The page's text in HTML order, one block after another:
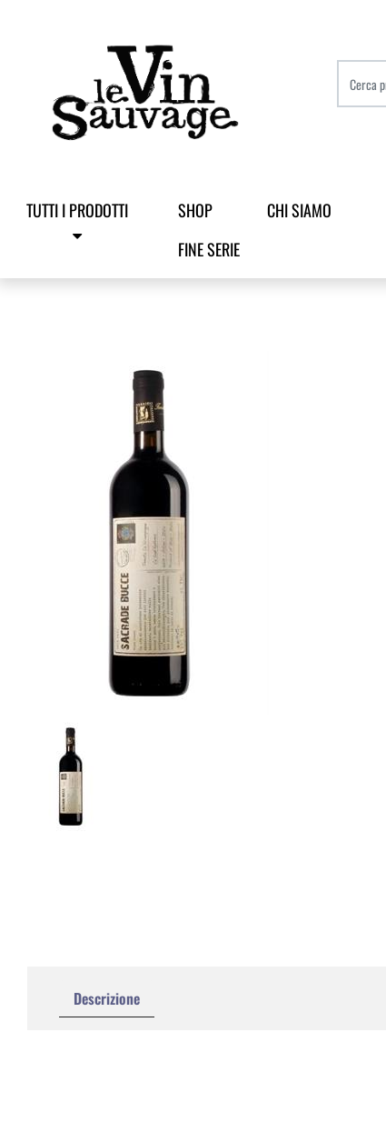
TUTTI I PRODOTTI SHOP CHI SIAMO
FINE SERIE
Descrizione